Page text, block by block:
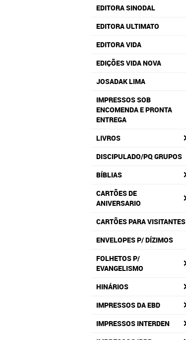
EDITORA SINODAL
EDITORA ULTIMATO
EDITORA VIDA
EDIÇÕES VIDA NOVA
JOSADAK LIMA
IMPRESSOS SOB
ENCOMENDA E PRONTA
ENTREGA
LIVROS
DISCIPULADO/PQ GRUPOS
BÍBLIAS
CARTÕES DE
ANIVERSARIO
CARTÕES PARA VISITANTES
ENVELOPES P/ DÍZIMOS
FOLHETOS P/
EVANGELISMO
HINÁRIOS
IMPRESSOS DA EBD
IMPRESSOS INTERDEN